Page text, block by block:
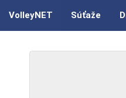
VolleyNET Súťaže